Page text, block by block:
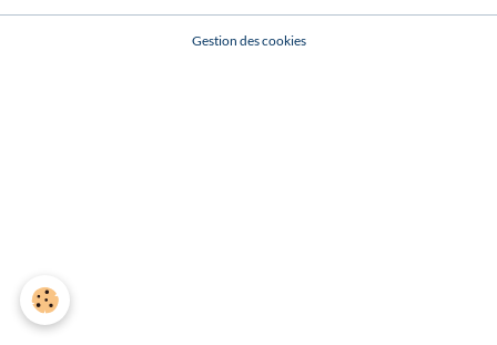
Gestion des cookies